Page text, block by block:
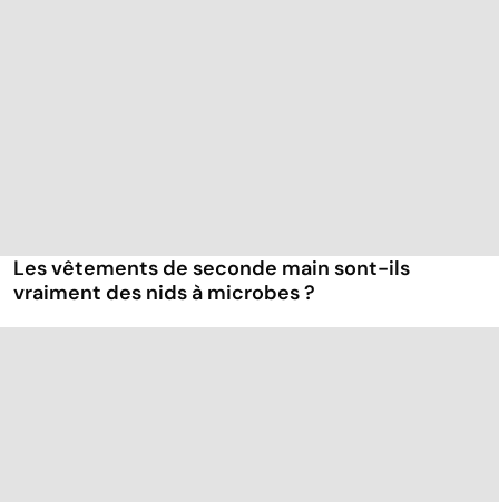
Les vêtements de seconde main sont-ils
vraiment des nids à microbes ?